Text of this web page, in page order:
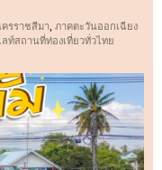
รราชสีมา, ภาคตะวันออกเฉียง
ลท์สถานที่ท่องเที่ยวทั่วไทย